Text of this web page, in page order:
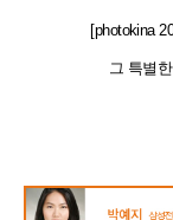
[photokina
그 특별